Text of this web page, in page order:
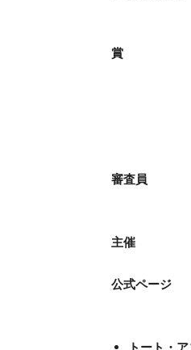
賞 グラン
受賞者に
※作者同
作品を購
WEBミ
審査員
淺
髙見 佳明
主催 株式
公式ページ